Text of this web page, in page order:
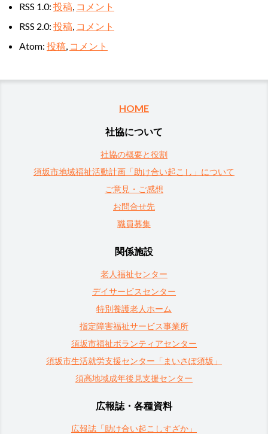
RSS 1.0: 投稿, コメント
RSS 2.0: 投稿, コメント
Atom: 投稿, コメント
HOME
社協について
社協の概要と役割
須坂市地域福祉活動計画「助け合い起こし」について
ご意見・ご感想
お問合せ先
職員募集
関係施設
老人福祉センター
デイサービスセンター
特別養護老人ホーム
指定障害福祉サービス事業所
須坂市福祉ボランティアセンター
須坂市生活就労支援センター「まいさぽ須坂」
須高地域成年後見支援センター
広報誌・各種資料
広報誌「助け合い起こしすざか」